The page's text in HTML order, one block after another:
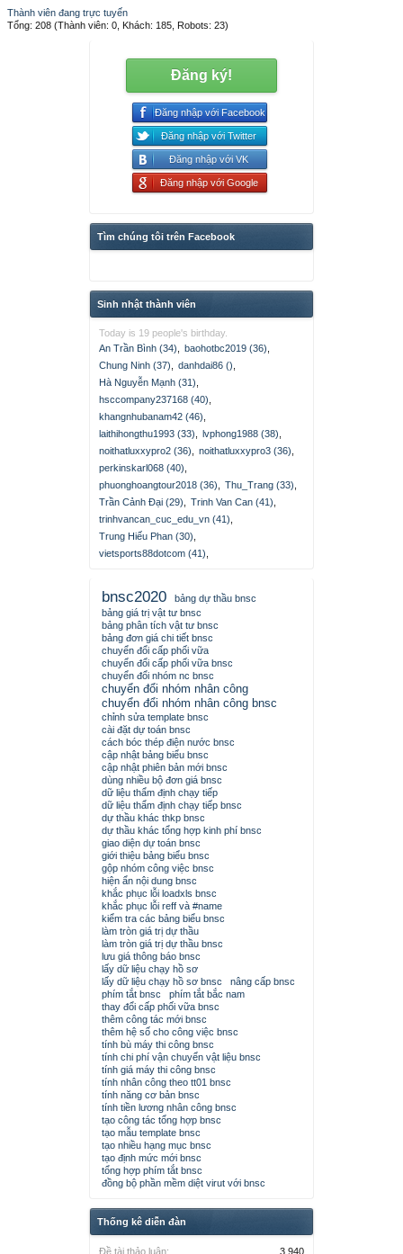
Thành viên đang trực tuyến
Tổng: 208 (Thành viên: 0, Khách: 185, Robots: 23)
Đăng ký!
Đăng nhập với Facebook
Đăng nhập với Twitter
Đăng nhập với VK
Đăng nhập với Google
Tìm chúng tôi trên Facebook
Sinh nhật thành viên
Today is 19 people's birthday.
An Trần Bình (34)
baohotbc2019 (36)
Chung Ninh (37)
danhdai86 ()
Hà Nguyễn Mạnh (31)
hsccompany237168 (40)
khangnhubanam42 (46)
laithihongthu1993 (33)
lvphong1988 (38)
noithatluxxypro2 (36)
noithatluxxypro3 (36)
perkinskarl068 (40)
phuonghoangtour2018 (36)
Thu_Trang (33)
Trần Cảnh Đại (29)
Trinh Van Can (41)
trinhvancan_cuc_edu_vn (41)
Trung Hiếu Phan (30)
vietsports88dotcom (41)
bnsc2020
bảng dự thầu bnsc
bảng giá trị vật tư bnsc
bảng phân tích vật tư bnsc
bảng đơn giá chi tiết bnsc
chuyển đổi cấp phối vữa
chuyển đổi cấp phối vữa bnsc
chuyển đổi nhóm nc bnsc
chuyển đổi nhóm nhân công
chuyển đổi nhóm nhân công bnsc
chỉnh sửa template bnsc
cài đặt dự toán bnsc
cách bóc thép điện nước bnsc
cập nhật bảng biểu bnsc
cập nhật phiên bản mới bnsc
dùng nhiều bộ đơn giá bnsc
dữ liệu thẩm định chạy tiếp
dữ liệu thẩm định chạy tiếp bnsc
dự thầu khác thkp bnsc
dự thầu khác tổng hợp kinh phí bnsc
giao diện dự toán bnsc
giới thiệu bảng biểu bnsc
gộp nhóm công việc bnsc
hiện ẩn nội dung bnsc
khắc phục lỗi loadxls bnsc
khắc phục lỗi reff và #name
kiểm tra các bảng biểu bnsc
làm tròn giá trị dự thầu
làm tròn giá trị dự thầu bnsc
lưu giá thông báo bnsc
lấy dữ liệu chạy hồ sơ
lấy dữ liệu chạy hồ sơ bnsc
nâng cấp bnsc
phím tắt bnsc
phím tắt bắc nam
thay đổi cấp phối vữa bnsc
thêm công tác mới bnsc
thêm hệ số cho công việc bnsc
tính bù máy thi công bnsc
tính chi phí vận chuyển vật liệu bnsc
tính giá máy thi công bnsc
tính nhân công theo tt01 bnsc
tính năng cơ bản bnsc
tính tiền lương nhân công bnsc
tạo công tác tổng hợp bnsc
tạo mẫu template bnsc
tạo nhiều hạng mục bnsc
tạo định mức mới bnsc
tổng hợp phím tắt bnsc
đồng bộ phần mềm diệt virut với bnsc
Thống kê diễn đàn
Đề tài thảo luận: 3,940